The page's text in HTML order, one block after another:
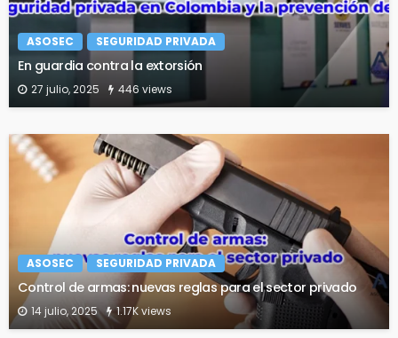
ASOSEC SEGURIDAD PRIVADA
En guardia contra la extorsión
27 julio, 2025 446 views
ASOSEC SEGURIDAD PRIVADA
Control de armas: nuevas reglas para el sector privado
14 julio, 2025 1.17K views